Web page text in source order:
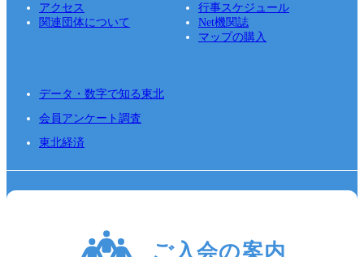
アクセス
行事スケジュール
関連団体について
Net機関誌
マップの購入
データ・数字で知る東北
会員アンケート調査
東北経済